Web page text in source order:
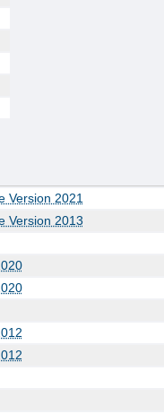
Version 2021
Version 2013